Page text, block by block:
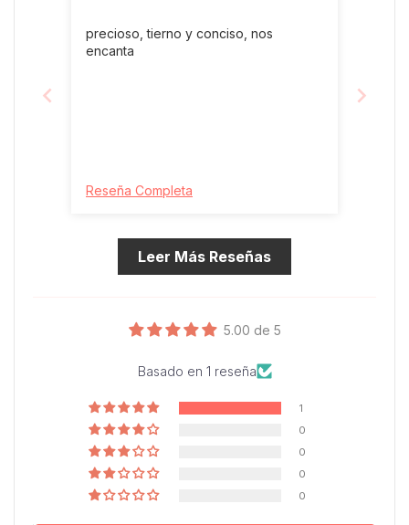
precioso, tierno y conciso, nos
encanta
Reseña Completa
Leer Más Reseñas
5.00 de 5
Basado en 1 reseña
1
0
0
0
0